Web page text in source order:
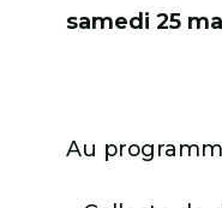
samedi 25
Au